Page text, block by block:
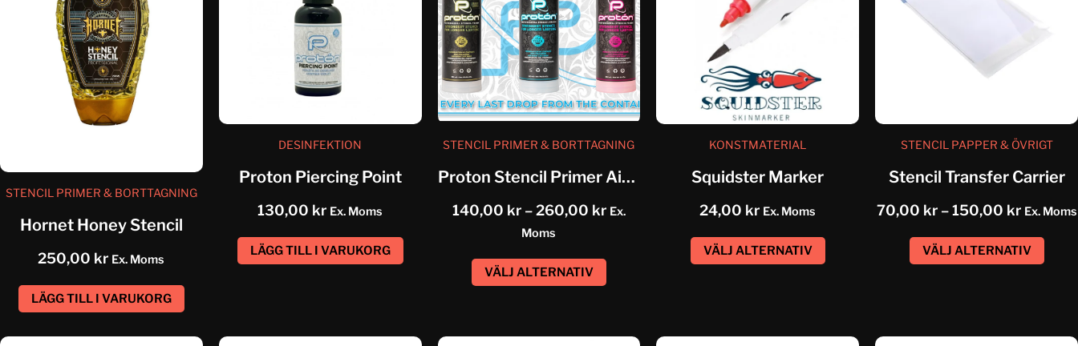
STENCIL PRIMER & BORTTAGNING
Hornet Honey Stencil
250,00 kr Ex. Moms
LÄGG TILL I VARUKORG
DESINFEKTION
Proton Piercing Point
130,00 kr Ex. Moms
LÄGG TILL I VARUKORG
STENCIL PRIMER & BORTTAGNING
Proton Stencil Primer Airless System
140,00 kr –260,00 kr Ex.
Moms
VÄLJ ALTERNATIV
KONSTMATERIAL
Squidster Marker
24,00 kr Ex. Moms
VÄLJ ALTERNATIV
STENCIL PAPPER & ÖVRIGT
Stencil Transfer Carrier
70,00 kr – 150,00 kr Ex. Moms
VÄLJ ALTERNATIV